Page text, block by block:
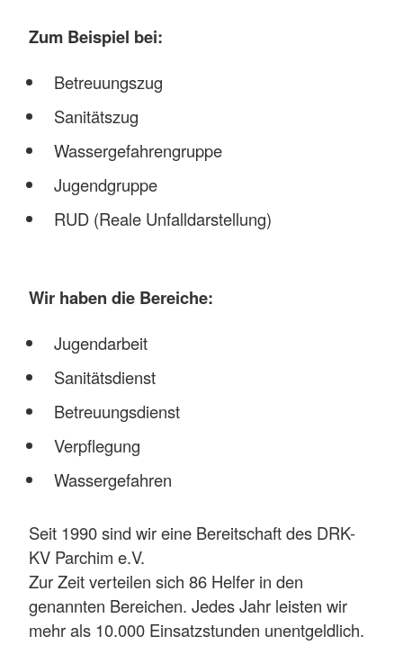
Zum Beispiel bei:
Betreuungszug
Sanitätszug
Wassergefahrengruppe
Jugendgruppe
RUD (Reale Unfalldarstellung)
Wir haben die Bereiche:
Jugendarbeit
Sanitätsdienst
Betreuungsdienst
Verpflegung
Wassergefahren
Seit 1990 sind wir eine Bereitschaft des DRK-
KV Parchim e.V.
Zur Zeit verteilen sich 86 Helfer in den
genannten Bereichen. Jedes Jahr leisten wir
mehr als 10.000 Einsatzstunden unentgeldlich.